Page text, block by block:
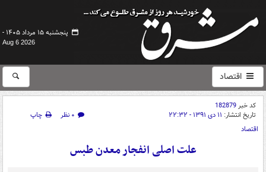
پنجشنبه ۱۵ مرداد ۱۴۰۵ -
Aug 6 2026
اقتصاد
کد خبر182879
تاریخ انتشار: ۱۱ دی ۱۳۹۱ - ۲۲:۳۲ ۰ نظر
چاپ
اقتصاد
علت اصلی انفجار معدن طبس